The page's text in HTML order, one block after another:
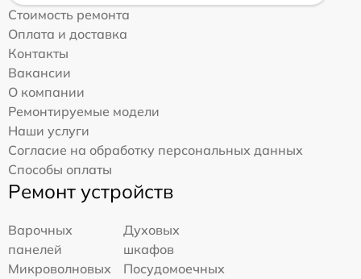
Стоимость ремонта
Оплата и доставка
Контакты
Вакансии
О компании
Ремонтируемые модели
Наши услуги
Согласие на обработку персональных данных
Способы оплаты
Ремонт устройств
Варочных
панелей
Духовых
шкафов
Микроволновых
Посудомоечных